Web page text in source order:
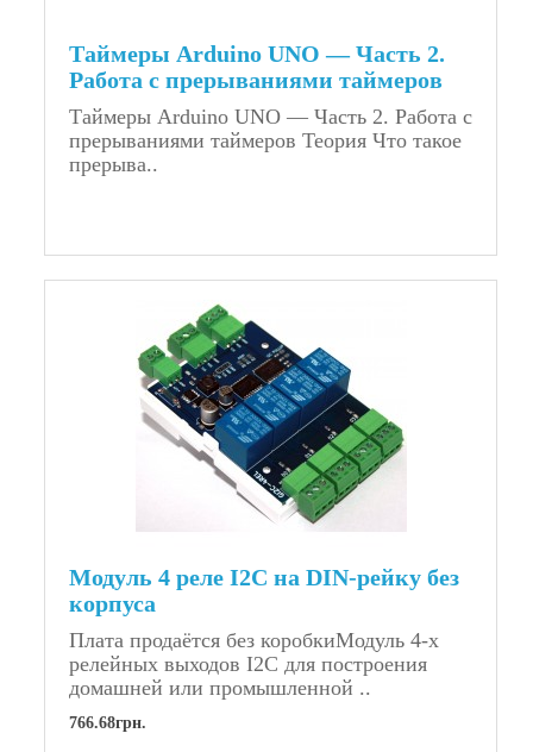
Таймеры Arduino UNO — Часть 2.
Работа с прерываниями таймеров
Таймеры Arduino UNO — Часть 2. Работа с
прерываниями таймеров Теория Что такое
прерыва..
Модуль 4 реле I2C на DIN-рейку без
корпуса
Плата продаётся без коробкиМодуль 4-х
релейных выходов I2C для построения
домашней или промышленной ..
766.68грн.